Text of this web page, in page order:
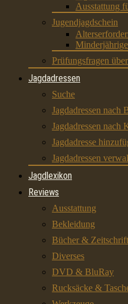
Ausstattung
Jugendjagdschein
Prüfungsfragen
Jagdadressen
Suche
Jagdadressen nach
Jagdadressen nach
Jagdadresse
Jagdadressen
Jagdlexikon
Reviews
Ausstattung
Bekleidung
Bücher &
Diverses
DVD & BluRay
Rucksäcke &